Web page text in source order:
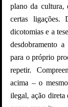
plano da cultura,
certas ligações.
dicotomias e a
desdobramento
para o próprio
repetir.
acima – o
ilegal, ação direta